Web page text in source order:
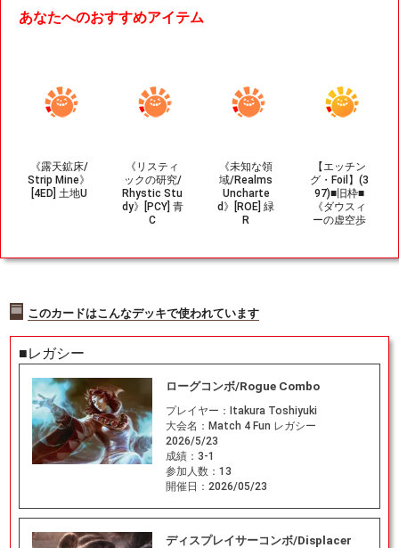
あなたへのおすすめアイテム
《露天鉱床/
Strip Mine》
[4ED] 土地U
《リスティ
ックの研究/
Rhystic Stu
dy》[PCY] 青
C
《未知な領
域/Realms
Uncharte
d》[ROE] 緑
R
【エッチン
グ・Foil】(3
97)■旧枠■
《ダウスィ
ーの虚空歩
[MH2-BF] 黒
このカードはこんなデッキで使われています
■レガシー
ローグコンボ/Rogue Combo
プレイヤー：
Itakura Toshiyuki
大会名： Match 4 Fun レガシー
2026/5/23
成績： 3-1
参加人数： 13
開催日： 2026/05/23
ディスプレイサーコンボ/Displacer